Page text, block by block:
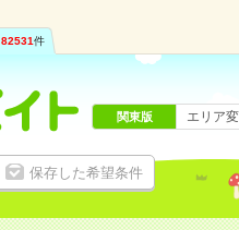
82531件
保存した希望条件
関東版 エリア